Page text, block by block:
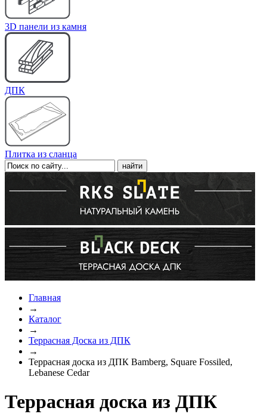
3D панели из камня
ДПК
Плитка из сланца
Главная
→
Каталог
→
Террасная Доска из ДПК
→
Террасная доска из ДПК Bamberg, Square Fossiled,
Lebanese Cedar
Террасная доска из ДПК